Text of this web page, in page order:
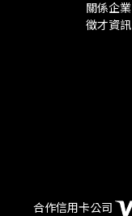
關係企業
徵才資訊
合作信用卡公司